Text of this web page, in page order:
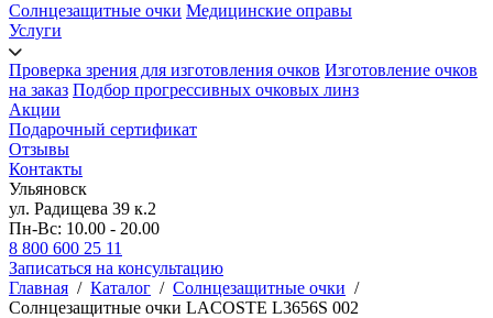
Солнцезащитные очки Медицинские оправы
Услуги
Проверка зрения для изготовления очков Изготовление очков
на заказ Подбор прогрессивных очковых линз
Акции
Подарочный сертификат
Отзывы
Контакты
Ульяновск
ул. Радищева 39 к.2
Пн-Вс: 10.00 - 20.00
8 800 600 25 11
Записаться на консультацию
Главная / Каталог / Солнцезащитные очки /
Солнцезащитные очки LACOSTE L3656S 002